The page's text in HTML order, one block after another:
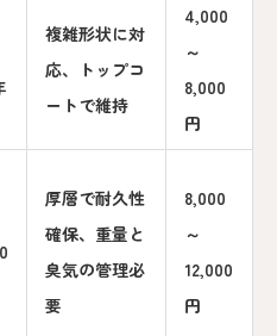
複雑形状に対
応、トップコ
ートで維持
4,000
～
8,000
円
厚層で耐久性
確保、重量と
臭気の管理必
要
8,000
～
12,000
円